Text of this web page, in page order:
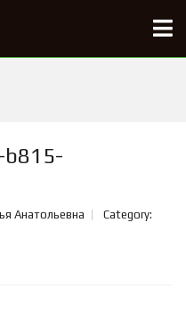
Анатольевна Category: